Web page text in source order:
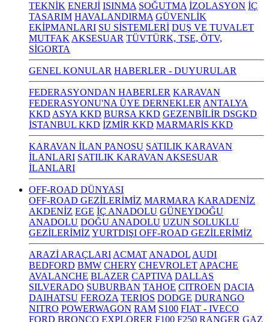
TEKNİK ENERJİ ISINMA SOĞUTMA İZOLASYON İÇ
TASARIM HAVALANDIRMA GÜVENLİK
EKİPMANLARI SU SİSTEMLERİ DUŞ VE TUVALET
MUTFAK AKSESUAR TÜVTÜRK, TSE, ÖTV,
SİGORTA
GENEL KONULAR HABERLER - DUYURULAR
FEDERASYONDAN HABERLER KARAVAN
FEDERASYONU'NA ÜYE DERNEKLER ANTALYA
KKD ASYA KKD BURSA KKD GEZENBİLİR DSGKD
İSTANBUL KKD İZMİR KKD MARMARİS KKD
KARAVAN İLAN PANOSU SATILIK KARAVAN
İLANLARI SATILIK KARAVAN AKSESUAR
İLANLARI
OFF-ROAD DÜNYASI
OFF-ROAD GEZİLERİMİZ MARMARA KARADENİZ
AKDENİZ EGE İÇ ANADOLU GÜNEYDOĞU
ANADOLU DOĞU ANADOLU UZUN SOLUKLU
GEZİLERİMİZ YURTDIŞI OFF-ROAD GEZİLERİMİZ
ARAZİ ARAÇLARI ACMAT ANADOL AUDI
BEDFORD BMW CHERY CHEVROLET APACHE
AVALANCHE BLAZER CAPTIVA DALLAS
SILVERADO SUBURBAN TAHOE CITROEN DACIA
DAIHATSU FEROZA TERIOS DODGE DURANGO
NITRO POWERWAGON RAM S100 FIAT - IVECO
FORD BRONCO EXPLORER F100 F250 RANGER GAZ